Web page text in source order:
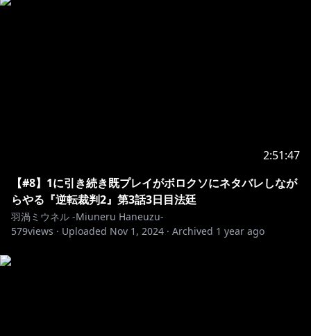
2:51:47
【#8】1に引き続き既プレイがボロクソにネタバレしなが
らやる『逆転裁判2』第3話3日目法廷
羽渦ミウネル -Miuneru Haneuzu-
579views · Uploaded Nov 1, 2024 · Archived 1 year ago